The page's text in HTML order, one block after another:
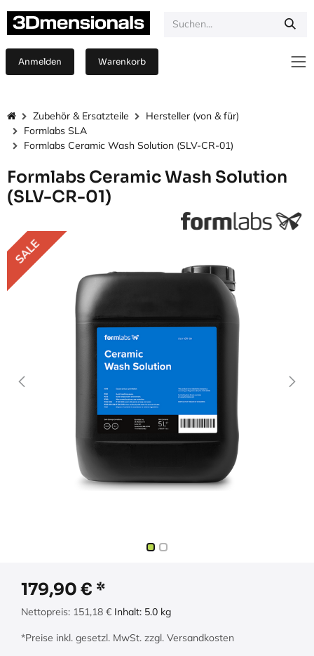
Anmelden Warenkorb
Zubehör & Ersatzteile
Hersteller (von & für)
Formlabs SLA
Formlabs Ceramic Wash Solution (SLV-CR-01)
Formlabs Ceramic Wash Solution
(SLV-CR-01)
SALE
179,90 €
Nettopreis: 151,18 € Inhalt: 5.0 kg
*Preise inkl. gesetzl. MwSt. zzgl. Versandkosten